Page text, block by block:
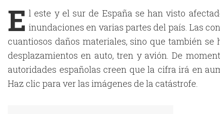
E l este y el sur de España se han visto
inundaciones en varias partes del país. Las
cuantiosos daños materiales, sino que también
desplazamientos en auto, tren y avión. De
autoridades españolas creen que la cifra irá en
Haz clic para ver las imágenes de la catástrofe.